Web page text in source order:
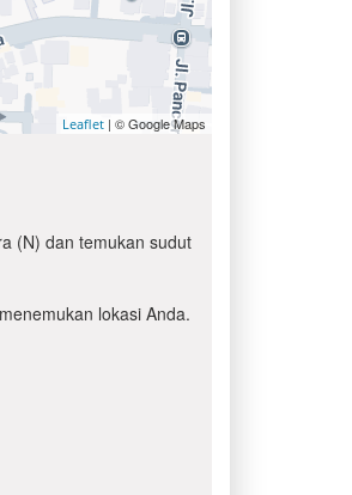
Leaflet | © Google Maps
(N) dan temukan sudut
lokasi Anda.